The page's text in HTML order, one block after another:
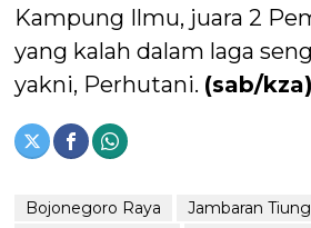
Kampung Ilmu, juara 2
yang kalah dalam laga
yakni, Perhutani. (sab/kza)
Bojonegoro Raya
Jambaran